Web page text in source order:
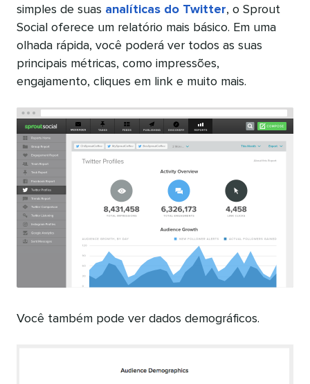
simples de suas analíticas do Twitter, o Sprout
Social oferece um relatório mais básico. Em uma
olhada rápida, você poderá ver todos as suas
principais métricas, como impressões,
engajamento, cliques em link e muito mais.
Você também pode ver dados demográficos.